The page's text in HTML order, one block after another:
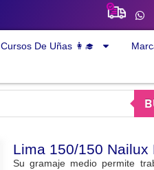
Cursos De Uñas 👩‍🎓
Lima 150/150 Nailux
Su gramaje medio permite